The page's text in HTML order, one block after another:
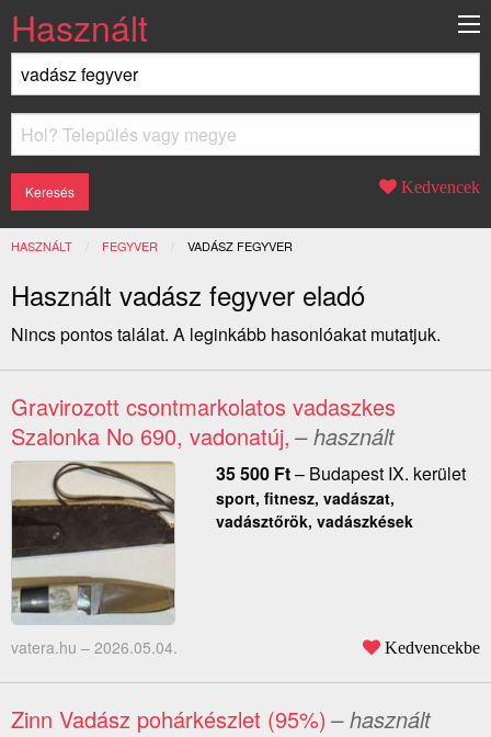
Használt
Kedvencek
HASZNÁLT FEGYVER JELENLEGI:
VADÁSZ FEGYVER
Használt vadász fegyver eladó
Nincs pontos találat. A leginkább hasonlóakat mutatjuk.
Gravirozott csontmarkolatos vadaszkes
Szalonka No 690, vadonatúj, – használt
35 500 Ft– Budapest IX. kerület
sport, fitnesz, vadászat,
vadásztőrök, vadászkések
vatera.hu – 2026.05.04. Kedvencekbe
Zinn Vadász pohárkészlet (95%) – használt